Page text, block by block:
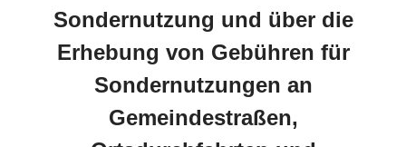
Sondernutzung und über die
Erhebung von Gebühren für
Sondernutzungen an
Gemeindestraßen,